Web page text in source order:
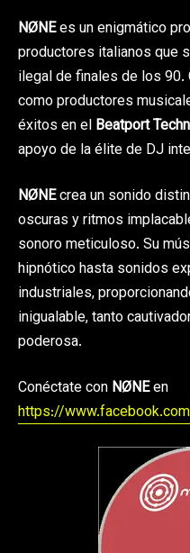
NØNEes un enigmático
productores italianos que
ilegal de finales de los 90.
como productores
éxitos en el Beatport
apoyo de la élite de DJ
NØNEcrea un sonido
oscuras y ritmos
sonoro meticuloso. Su
hipnótico hasta sonidos
industriales,
inigualable, tanto
poderosa.
Conéctate con NØNEen
https://